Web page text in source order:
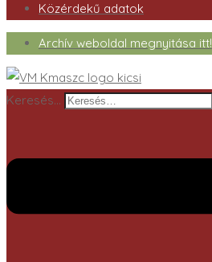
Közérdekű adatok
Archív weboldal megnyitása itt!
Keresés…